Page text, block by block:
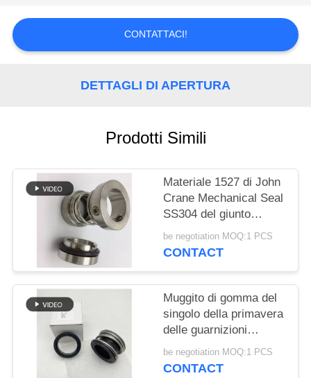
MAPPA
DEL
CONTATTACI!
DETTAGLI DI APERTURA
Prodotti Simili
Materiale 1527 di John
Crane Mechanical Seal
SS304 del giunto
circolare di riparazione
be negotiation MOQ:1 PCS
CONTACT
Muggito di gomma del
singolo della primavera
delle guarnizioni
meccaniche doppio
fronte dell'estremità
be negotiation MOQ:1 PCS
CONTACT